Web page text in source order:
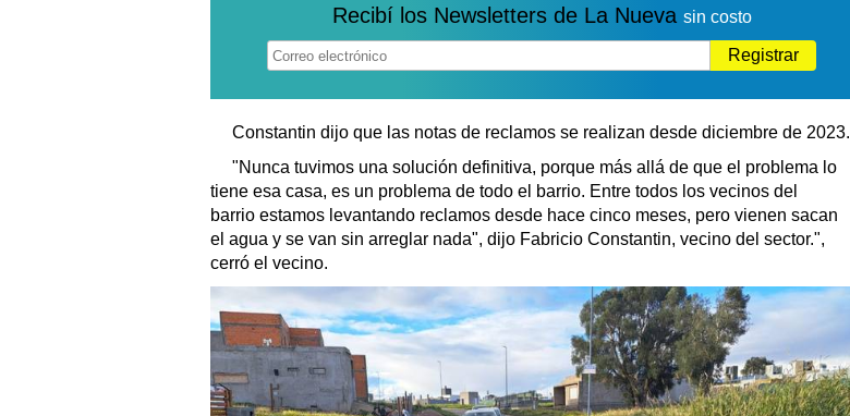
Recibí los Newsletters de La Nueva sin costo
Registrar
Constantin dijo que las notas de reclamos se realizan desde diciembre de 2023.
"Nunca tuvimos una solución definitiva, porque más allá de que el problema lo
tiene esa casa, es un problema de todo el barrio. Entre todos los vecinos del
barrio estamos levantando reclamos desde hace cinco meses, pero vienen sacan
el agua y se van sin arreglar nada", dijo Fabricio Constantin, vecino del sector.",
cerró el vecino.